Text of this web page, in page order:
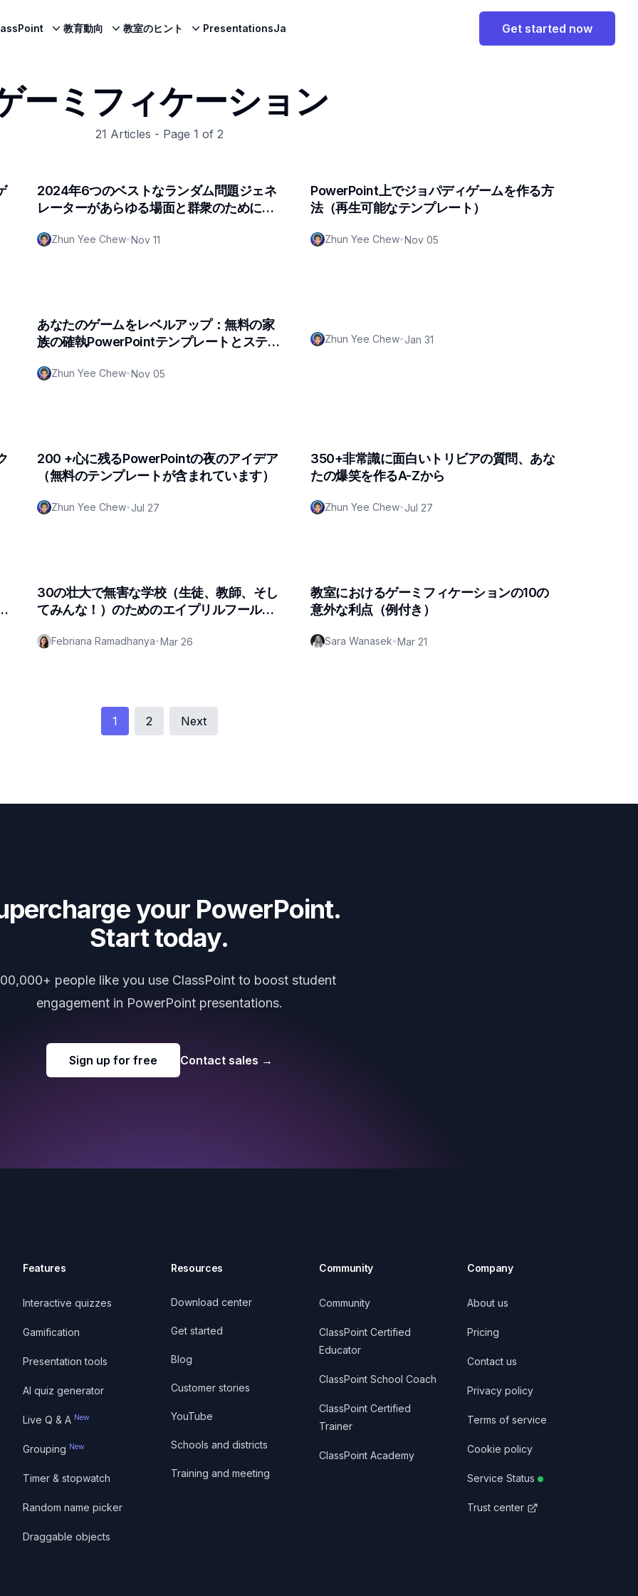
教育動向 教室のヒント PresentationsJa Get started now
ーミフィケーション
21 Articles - Page 1 of 2
2024年6つのベストなランダム問題ジェネ
レーターがあらゆる場面と群衆のためにレ
Zhun Yee Chew•Nov 11
PowerPoint上でジョパディゲームを作る方
法（再生可能なテンプレート）
Zhun Yee Chew•Nov 05
あなたのゲームをレベルアップ：無料の家
族の確執PowerPointテンプレートとステッ
Zhun Yee Chew•Nov 05
Zhun Yee Chew•Jan 31
200 +心に残るPowerPointの夜のアイデア
（無料のテンプレートが含まれています）
Zhun Yee Chew•Jul 27
350+非常識に面白いトリビアの質問、あな
たの爆笑を作るA-Zから
Zhun Yee Chew•Jul 27
30の壮大で無害な学校（生徒、教師、そし
てみんな！）のためのエイプリルフールい
Febriana Ramadhanya•Mar 26
教室におけるゲーミフィケーションの10の
意外な利点（例付き）
Sara Wanasek•Mar 21
1 2 Next
your PowerPoint.
Start today.
people like you use ClassPoint to boost student
engagement in PowerPoint presentations.
Sign up for free Contact sales →
Features
Interactive quizzes
Gamification
Presentation tools
AI quiz generator
Live Q & A New
Grouping New
Timer & stopwatch
Random name picker
Draggable objects
Resources
Download center
Get started
Blog
Customer stories
YouTube
Schools and districts
Training and meeting
Community
Community
ClassPoint Certified
Educator
ClassPoint School Coach
ClassPoint Certified
Trainer
ClassPoint Academy
Company
About us
Pricing
Contact us
Privacy policy
Terms of service
Cookie policy
Service Status
Trust center